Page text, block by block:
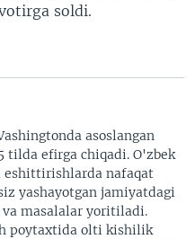
soldi.
asoslangan
tilda efirga chiqadi. O'zbek
nafaqat
yashayotgan jamiyatdagi
masalalar yoritiladi.
poytaxtida olti kishilik